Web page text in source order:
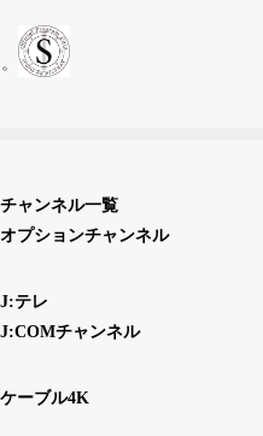
チャンネル一覧
オプションチャンネル
J:テレ
J:COMチャンネル
ケーブル4K